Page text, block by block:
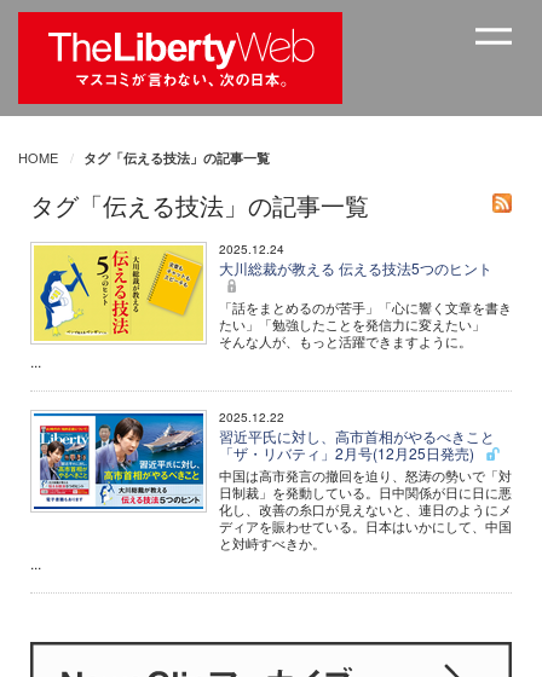
HOME タグ「伝える技法」の記事一覧
タグ「伝える技法」の記事一覧
2025.12.24
大川総裁が教える 伝える技法5つのヒント
「話をまとめるのが苦手」「心に響く文章を書き
たい」「勉強したことを発信力に変えたい」
そんな人が、もっと活躍できますように。
...
2025.12.22
習近平氏に対し、高市首相がやるべきこと
「ザ・リバティ」2月号(12月25日発売)
中国は高市発言の撤回を迫り、怒涛の勢いで「対
日制裁」を発動している。日中関係が日に日に悪
化し、改善の糸口が見えないと、連日のようにメ
ディアを賑わせている。日本はいかにして、中国
と対峙すべきか。
...